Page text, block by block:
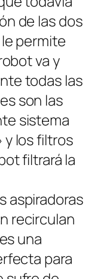
de las dos
permite
va y
todas las
son las
sistema
y los filtros
filtrará la
aspiradoras
recirculan
una
para